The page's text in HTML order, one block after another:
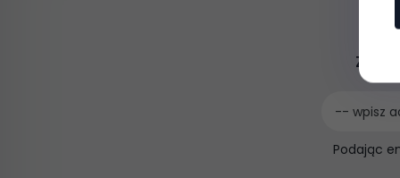
-- wpisz
Podając